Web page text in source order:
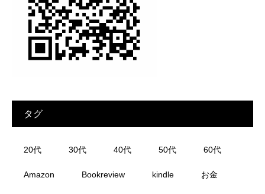
タグ
20代 30代 40代 50代 60代
Amazon Bookreview kindle お金